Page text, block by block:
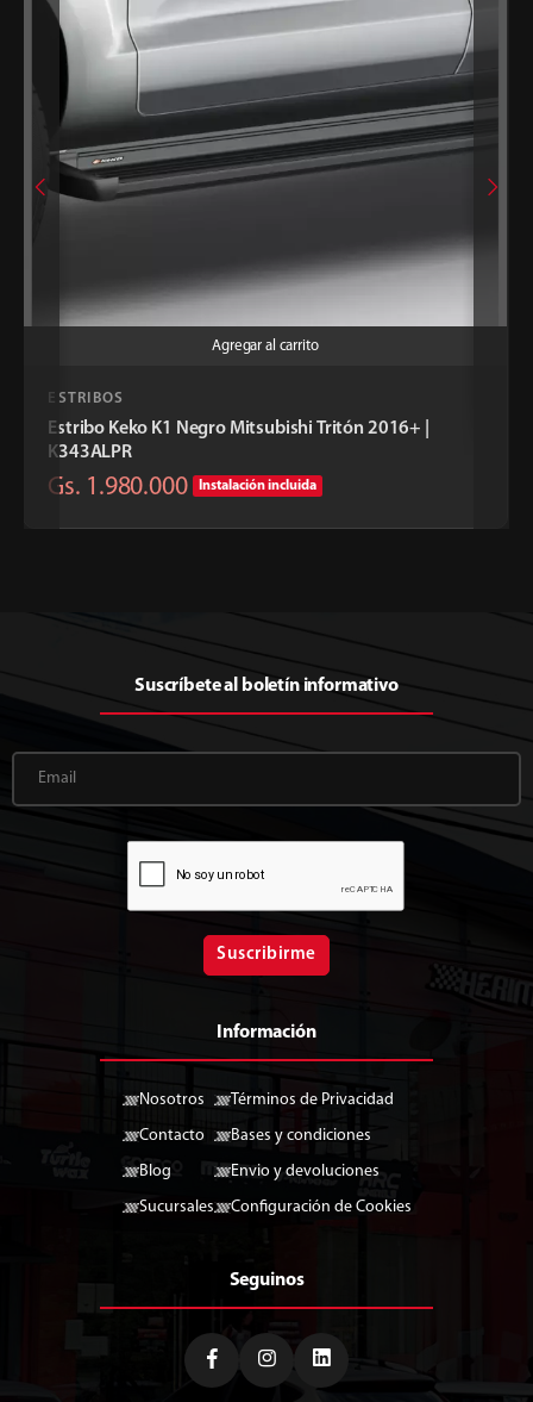
Agregar al carrito
ESTRIBOS
Estribo Keko K1 Negro Mitsubishi Tritón 2016+ |
K343ALPR
Gs. 1.980.000 Instalación incluida
Suscríbete al boletín informativo
Suscribirme
Información
Nosotros
Contacto
Blog
Sucursales
Términos de Privacidad
Bases y condiciones
Envio y devoluciones
Configuración de Cookies
Seguinos